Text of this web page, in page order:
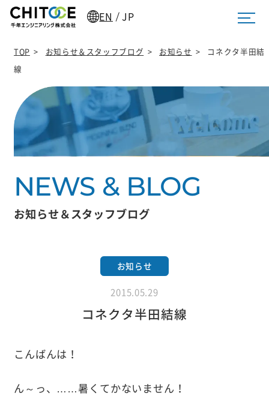
EN /JP
TOP > お知らせ＆スタッフブログ > お知らせ >
コネクタ半田結
線
お知らせ＆スタッフブログ
お知らせ
2015.05.29
コネクタ半田結線
こんばんは！
ん～っ、……暑くてかないません！